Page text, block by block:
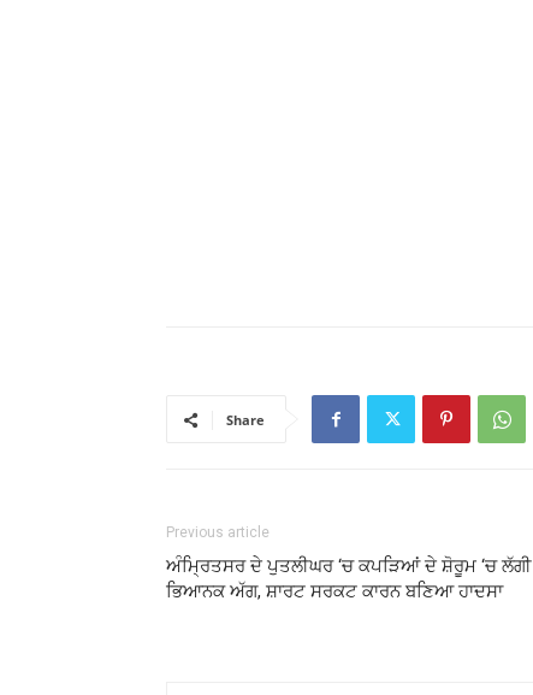
Share
Previous article
ਅੰਮ੍ਰਿਤਸਰ ਦੇ ਪੁਤਲੀਘਰ ‘ਚ ਕਪੜਿਆਂ ਦੇ ਸ਼ੋਰੂਮ ‘ਚ ਲੱਗੀ
ਭਿਆਨਕ ਅੱਗ, ਸ਼ਾਰਟ ਸਰਕਟ ਕਾਰਨ ਬਣਿਆ ਹਾਦਸਾ